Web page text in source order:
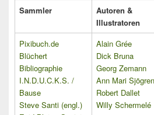
Sammler
Autoren &
Illustratoren
Pixibuch.de
Blüchert
Bibliographie
I.N.D.U.C.K.S. /
Bause
Steve Santi (engl.)
Alain Grée
Dick Bruna
Georg Zemann
Ann Mari Sjögren
Robert Dallet
Willy Schermelé